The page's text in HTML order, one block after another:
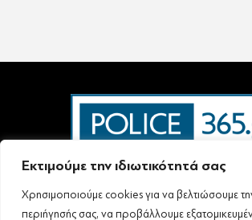
Εκτιμούμε την ιδιωτικότητά σας
Χρησιμοποιούμε cookies για να βελτιώσουμε
περιήγησής σας, να προβάλλουμε
Ταυτότητα – Επικοινωνία
Όροι Χρήσης
Πολιτική Απορρήτου & Προστασίας